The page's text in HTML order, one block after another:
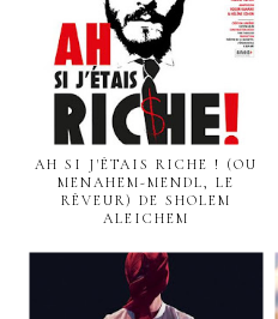
AH SI J'ÉTAIS RICHE ! (OU
MENAHEM-MENDL, LE
RÊVEUR) DE SHOLEM
ALEICHEM